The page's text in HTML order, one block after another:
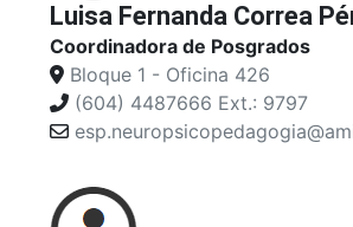
Luisa Fernanda Correa
Coordinadora de Posgrados
Bloque 1 - Oficina 426
(604) 4487666 Ext.: 9797